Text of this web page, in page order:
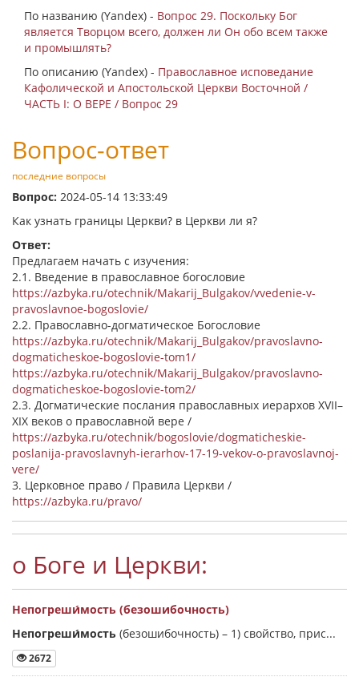
По названию (Yandex) - Вопрос 29. Поскольку Бог
является Творцом всего, должен ли Он обо всем также
и промышлять?
По описанию (Yandex) - Православное исповедание
Кафолической и Апостольской Церкви Восточной /
ЧАСТЬ I: О ВЕРЕ / Вопрос 29
Вопрос-ответ
последние вопросы
Вопрос: 2024-05-14 13:33:49
Как узнать границы Церкви? в Церкви ли я?
Ответ:
Предлагаем начать с изучения:
2.1. Введение в православное богословие
https://azbyka.ru/otechnik/Makarij_Bulgakov/vvedenie-v-
pravoslavnoe-bogoslovie/
2.2. Православно-догматическое Богословие
https://azbyka.ru/otechnik/Makarij_Bulgakov/pravoslavno-
dogmaticheskoe-bogoslovie-tom1/
https://azbyka.ru/otechnik/Makarij_Bulgakov/pravoslavno-
dogmaticheskoe-bogoslovie-tom2/
2.3. Догматические послания православных иерархов XVII–
XIX веков о православной вере /
https://azbyka.ru/otechnik/bogoslovie/dogmaticheskie-
poslanija-pravoslavnyh-ierarhov-17-19-vekov-o-pravoslavnoj-
vere/
3. Церковное право / Правила Церкви /
https://azbyka.ru/pravo/
о Боге и Церкви:
Непогреши́мость (безошибочность)
Непогреши́мость (безошибочность) – 1) свойство, прис...
2672